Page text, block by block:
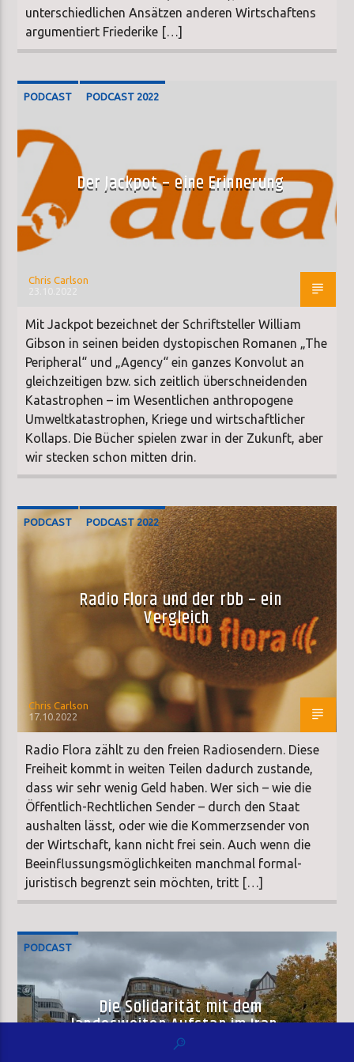
unterschiedlichen Ansätzen anderen Wirtschaftens
argumentiert Friederike […]
PODCAST PODCAST 2022
Der Jackpot – eine Erinnerung
Chris Carlson
Mit Jackpot bezeichnet der Schriftsteller William
Gibson in seinen beiden dystopischen Romanen „The
Peripheral“ und „Agency“ ein ganzes Konvolut an
gleichzeitigen bzw. sich zeitlich überschneidenden
Katastrophen – im Wesentlichen anthropogene
Umweltkatastrophen, Kriege und wirtschaftlicher
Kollaps. Die Bücher spielen zwar in der Zukunft, aber
wir stecken schon mitten drin.
PODCAST PODCAST 2022
Radio Flora und der rbb – ein
Vergleich
Chris Carlson
17.10.2022
Radio Flora zählt zu den freien Radiosendern. Diese
Freiheit kommt in weiten Teilen dadurch zustande,
dass wir sehr wenig Geld haben. Wer sich – wie die
Öffentlich-Rechtlichen Sender – durch den Staat
aushalten lässt, oder wie die Kommerzsender von
der Wirtschaft, kann nicht frei sein. Auch wenn die
Beeinflussungsmöglichkeiten manchmal formal-
juristisch begrenzt sein möchten, tritt […]
PODCAST
Die Solidarität mit dem
landesweiten Aufstan im Iran:
Frauen Leben Freiheit. Soli-